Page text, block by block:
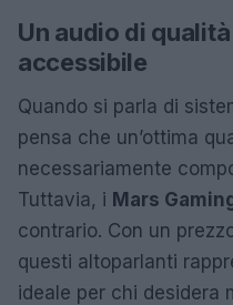
Un audio di
accessibile
Quando si parla di
pensa che un’ottima
necessariamente
Tuttavia, i Mars
contrario. Con un
questi altoparlanti
ideale per chi desidera